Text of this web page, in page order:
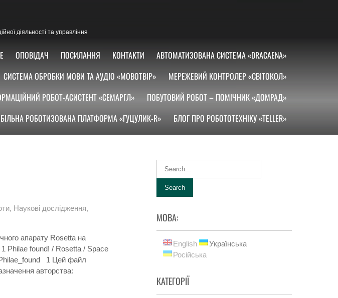
діяльності та управління
ОПОВІДАЧ ПОСИЛАННЯ КОНТАКТИ
АВТОМАТИЗОВАНА СИСТЕМА «DRACAENA»
СИСТЕМА ОБРОБКИ МОВИ ТА АУДІО «МОВОТВІР»
МЕРЕЖЕВИЙ КОНТРОЛЕР «СВІТОКОЛ»
РОБОТ-АСИСТЕНТ «СЕМАРГЛ»
ПОБУТОВИЙ РОБОТ – ПОМІЧНИК «ДОМРАД»
РОБОТИЗОВАНА ПЛАТФОРМА «ГУЦУЛИК-R» БЛОГ ПРО РОБОТОТЕХНІКУ «TELLER»
, Наукові дослідження,
апарату Rosetta на
Philae found! / Rosetta / Space
1 Цей файл
авторства:
МОВА:
English
Українська
Російська
КАТЕГОРІЇ